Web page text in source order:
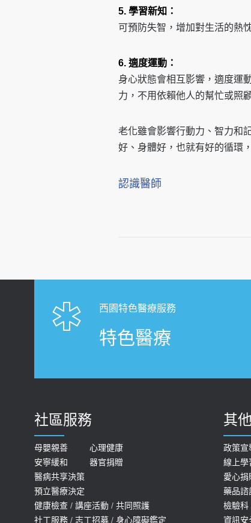
5. 學習新知：
可預防失智，增加對生活的熱
6. 適度運動：
身心狀態會相互影響，適度運
力，不用依賴他人的幫忙或照
老化雖會影響行動力、智力和
好、身體好，也就有好的循環
認識醫師
西園特色醫療服務
特色醫療
社區服務
母嬰親善
心理健康
安寧緩和
器官捐贈
醫病共享決策
預立醫療決定
健康檢查 / 講座活動 / 共同照護
社工服務 / 志工招募 / 身心障礙鑑定
其他
政策宣
線上學
愛心捐
藥品諮
檢驗科
資訊安